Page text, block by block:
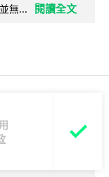
無...
閱讀全文